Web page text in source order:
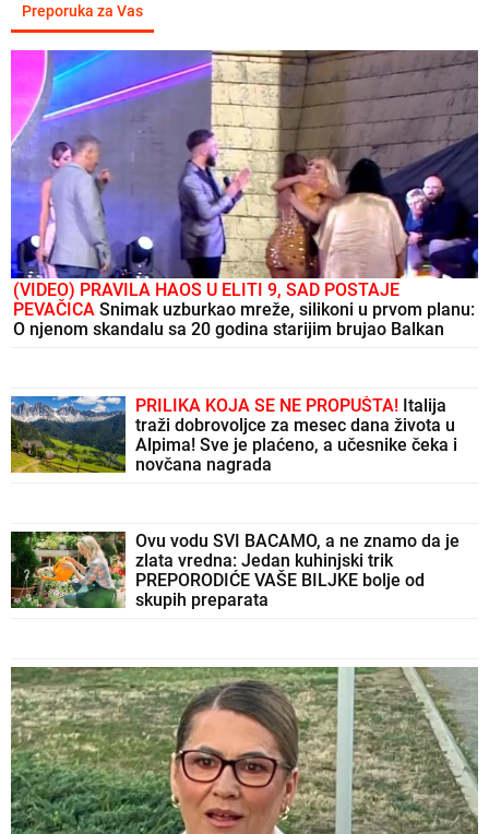
Preporuka za Vas
(VIDEO) PRAVILA HAOS U ELITI 9, SAD POSTAJE
PEVAČICA Snimak uzburkao mreže, silikoni u prvom planu:
O njenom skandalu sa 20 godina starijim brujao Balkan
PRILIKA KOJA SE NE PROPUŠTA! Italija
traži dobrovoljce za mesec dana života u
Alpima! Sve je plaćeno, a učesnike čeka i
novčana nagrada
Ovu vodu SVI BACAMO, a ne znamo da je
zlata vredna: Jedan kuhinjski trik
PREPORODIĆE VAŠE BILJKE bolje od
skupih preparata